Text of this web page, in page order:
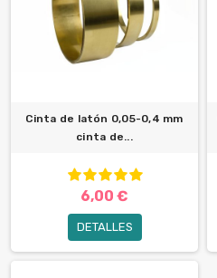
Cinta de latón 0,05-0,4 mm
cinta de...
6,00 €
DETALLES